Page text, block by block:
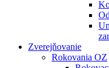
Zverejňovanie
Rokovania OZ